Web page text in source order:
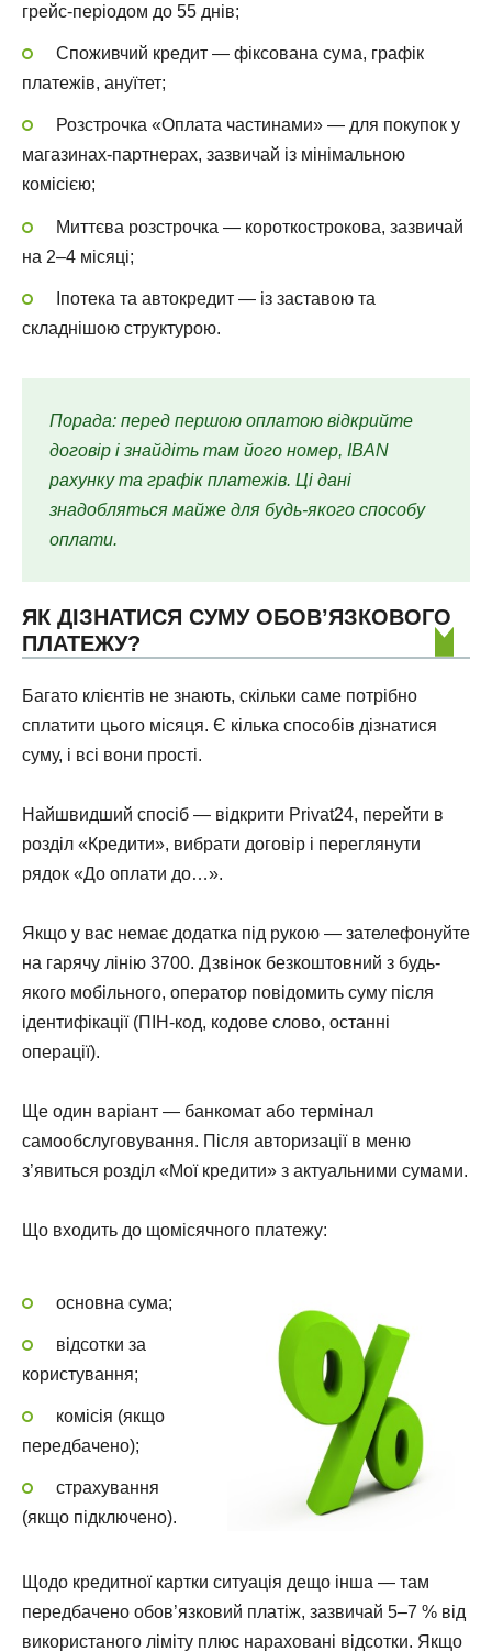
грейс-періодом до 55 днів;
Споживчий кредит — фіксована сума, графік
платежів, ануїтет;
Розстрочка «Оплата частинами» — для покупок у
магазинах-партнерах, зазвичай із мінімальною
комісією;
Миттєва розстрочка — короткострокова, зазвичай
на 2–4 місяці;
Іпотека та автокредит — із заставою та
складнішою структурою.
Порада: перед першою оплатою відкрийте
договір і знайдіть там його номер, IBAN
рахунку та графік платежів. Ці дані
знадобляться майже для будь-якого способу
оплати.
ЯК ДІЗНАТИСЯ СУМУ ОБОВ’ЯЗКОВОГО
ПЛАТЕЖУ?
Багато клієнтів не знають, скільки саме потрібно
сплатити цього місяця. Є кілька способів дізнатися
суму, і всі вони прості.
Найшвидший спосіб — відкрити Privat24, перейти в
розділ «Кредити», вибрати договір і переглянути
рядок «До оплати до…».
Якщо у вас немає додатка під рукою — зателефонуйте
на гарячу лінію 3700. Дзвінок безкоштовний з будь-
якого мобільного, оператор повідомить суму після
ідентифікації (ПІН-код, кодове слово, останні
операції).
Ще один варіант — банкомат або термінал
самообслуговування. Після авторизації в меню
з’явиться розділ «Мої кредити» з актуальними сумами.
Що входить до щомісячного платежу:
основна сума;
відсотки за
користування;
комісія (якщо
передбачено);
страхування
(якщо підключено).
Щодо кредитної картки ситуація дещо інша — там
передбачено обов’язковий платіж, зазвичай 5–7 % від
використаного ліміту плюс нараховані відсотки. Якщо